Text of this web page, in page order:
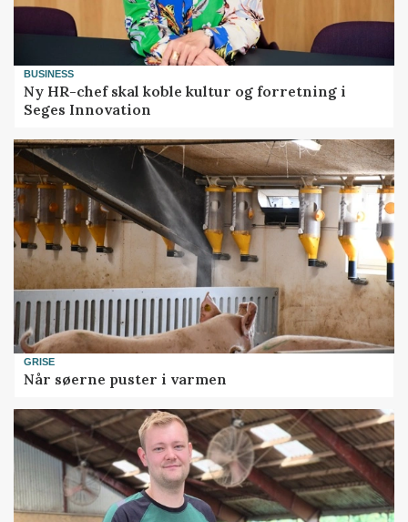
BUSINESS
Ny HR-chef skal koble kultur og forretning i
Seges Innovation
GRISE
Når søerne puster i varmen